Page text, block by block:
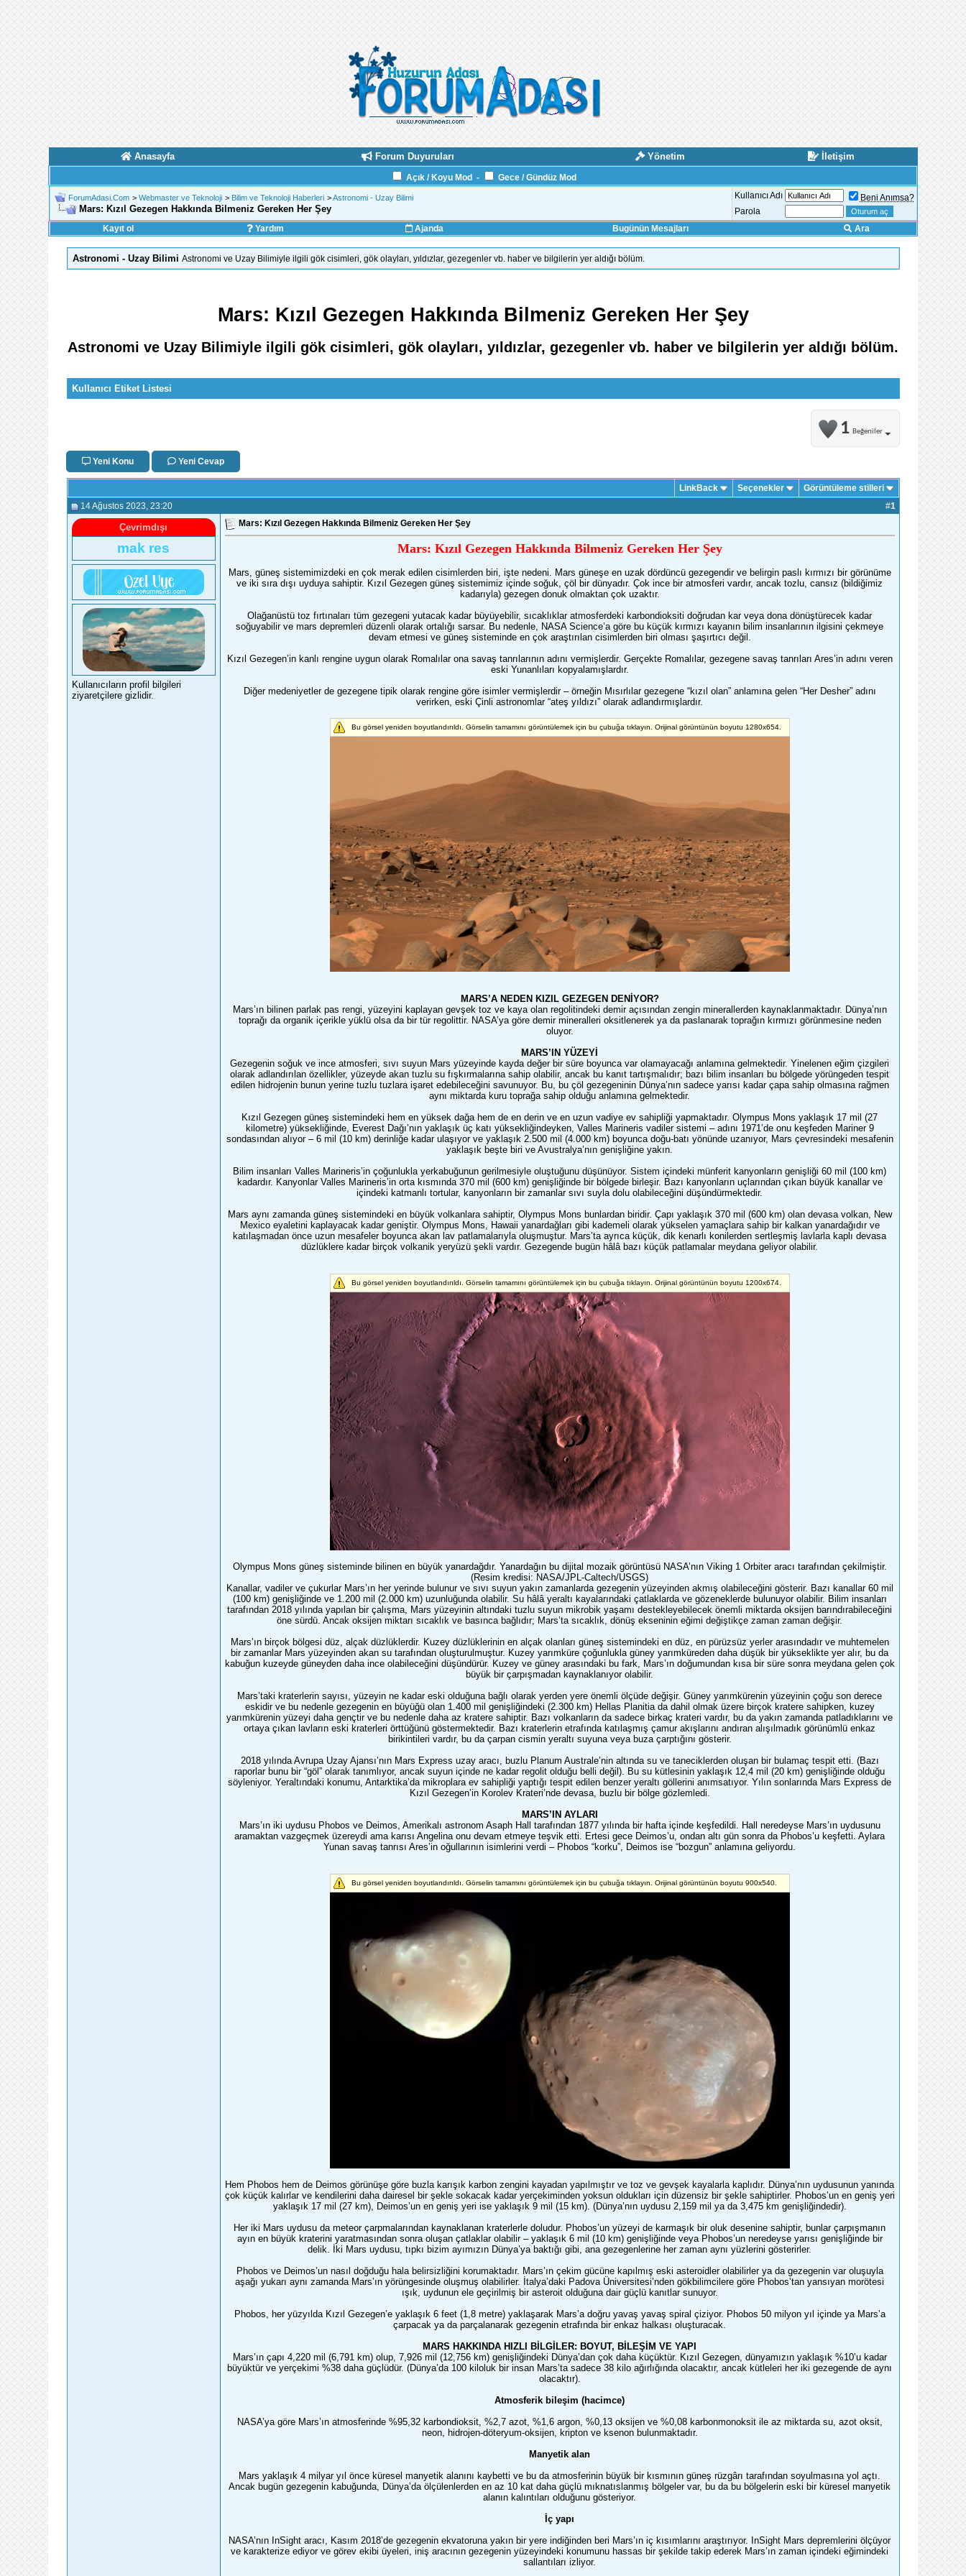
Anasayfa Forum Duyuruları Yönetim İletişim
Açık / Koyu Mod - Gece / Gündüz Mod
ForumAdasi.Com > Webmaster ve Teknoloji > Bilim ve Teknoloji Haberleri >Astronomi - Uzay Bilimi
Mars: Kızıl Gezegen Hakkında Bilmeniz Gereken Her Şey
Kullanıcı Adı
Beni Anımsa?
Parola
Kayıt ol
Yardım Ajanda Bugünün Mesajları Ara
Astronomi - Uzay Bilimi Astronomi ve Uzay Bilimiyle ilgili gök cisimleri, gök olayları, yıldızlar, gezegenler vb. haber ve bilgilerin yer aldığı bölüm.
Mars: Kızıl Gezegen Hakkında Bilmeniz Gereken Her Şey
Astronomi ve Uzay Bilimiyle ilgili gök cisimleri, gök olayları, yıldızlar, gezegenler vb. haber ve bilgilerin yer aldığı bölüm.
Kullanıcı Etiket Listesi
1 Beğeniler
Yeni Konu Yeni Cevap
LinkBack Seçenekler Görüntüleme stilleri
14 Ağustos 2023 , 23:20 #1
Çevrimdışı
mak res
Kullanıcıların profil bilgileri
ziyaretçilere gizlidir.
Mars: Kızıl Gezegen Hakkında Bilmeniz Gereken Her Şey
Mars: Kızıl Gezegen Hakkında Bilmeniz Gereken Her Şey
Mars, güneş sistemimizdeki en çok merak edilen cisimlerden biri, işte nedeni. Mars güneşe en uzak dördüncü gezegendir ve belirgin paslı kırmızı bir görünüme
ve iki sıra dışı uyduya sahiptir. Kızıl Gezegen güneş sistemimiz içinde soğuk, çöl bir dünyadır. Çok ince bir atmosferi vardır, ancak tozlu, cansız (bildiğimiz
kadarıyla) gezegen donuk olmaktan çok uzaktır.
Olağanüstü toz fırtınaları tüm gezegeni yutacak kadar büyüyebilir, sıcaklıklar atmosferdeki karbondioksiti doğrudan kar veya dona dönüştürecek kadar
soğuyabilir ve mars depremleri düzenli olarak ortalığı sarsar. Bu nedenle, NASA Science’a göre bu küçük kırmızı kayanın bilim insanlarının ilgisini çekmeye
devam etmesi ve güneş sisteminde en çok araştırılan cisimlerden biri olması şaşırtıcı değil.
Kızıl Gezegen’in kanlı rengine uygun olarak Romalılar ona savaş tanrılarının adını vermişlerdir. Gerçekte Romalılar, gezegene savaş tanrıları Ares’in adını veren
eski Yunanlıları kopyalamışlardır.
Diğer medeniyetler de gezegene tipik olarak rengine göre isimler vermişlerdir – örneğin Mısırlılar gezegene “kızıl olan” anlamına gelen “Her Desher” adını
verirken, eski Çinli astronomlar “ateş yıldızı” olarak adlandırmışlardır.
Bu görsel yeniden boyutlandırıldı. Görselin tamamını görüntülemek için bu çubuğa tıklayın. Orijinal görüntünün boyutu 1280x654.
MARS’A NEDEN KIZIL GEZEGEN DENİYOR?
Mars’ın bilinen parlak pas rengi, yüzeyini kaplayan gevşek toz ve kaya olan regolitindeki demir açısından zengin minerallerden kaynaklanmaktadır. Dünya’nın
toprağı da organik içerikle yüklü olsa da bir tür regolittir. NASA’ya göre demir mineralleri oksitlenerek ya da paslanarak toprağın kırmızı görünmesine neden
oluyor.
MARS’IN YÜZEYİ
Gezegenin soğuk ve ince atmosferi, sıvı suyun Mars yüzeyinde kayda değer bir süre boyunca var olamayacağı anlamına gelmektedir. Yinelenen eğim çizgileri
olarak adlandırılan özellikler, yüzeyde akan tuzlu su fışkırmalarına sahip olabilir, ancak bu kanıt tartışmalıdır; bazı bilim insanları bu bölgede yörüngeden tespit
edilen hidrojenin bunun yerine tuzlu tuzlara işaret edebileceğini savunuyor. Bu, bu çöl gezegeninin Dünya’nın sadece yarısı kadar çapa sahip olmasına rağmen
aynı miktarda kuru toprağa sahip olduğu anlamına gelmektedir.
Kızıl Gezegen güneş sistemindeki hem en yüksek dağa hem de en derin ve en uzun vadiye ev sahipliği yapmaktadır. Olympus Mons yaklaşık 17 mil (27
kilometre) yüksekliğinde, Everest Dağı’nın yaklaşık üç katı yüksekliğindeyken, Valles Marineris vadiler sistemi – adını 1971’de onu keşfeden Mariner 9
sondasından alıyor – 6 mil (10 km) derinliğe kadar ulaşıyor ve yaklaşık 2.500 mil (4.000 km) boyunca doğu-batı yönünde uzanıyor, Mars çevresindeki mesafenin
yaklaşık beşte biri ve Avustralya’nın genişliğine yakın.
Bilim insanları Valles Marineris’in çoğunlukla yerkabuğunun gerilmesiyle oluştuğunu düşünüyor. Sistem içindeki münferit kanyonların genişliği 60 mil (100 km)
kadardır. Kanyonlar Valles Marineris’in orta kısmında 370 mil (600 km) genişliğinde bir bölgede birleşir. Bazı kanyonların uçlarından çıkan büyük kanallar ve
içindeki katmanlı tortular, kanyonların bir zamanlar sıvı suyla dolu olabileceğini düşündürmektedir.
Mars aynı zamanda güneş sistemindeki en büyük volkanlara sahiptir, Olympus Mons bunlardan biridir. Çapı yaklaşık 370 mil (600 km) olan devasa volkan, New
Mexico eyaletini kaplayacak kadar geniştir. Olympus Mons, Hawaii yanardağları gibi kademeli olarak yükselen yamaçlara sahip bir kalkan yanardağıdır ve
katılaşmadan önce uzun mesafeler boyunca akan lav patlamalarıyla oluşmuştur. Mars’ta ayrıca küçük, dik kenarlı konilerden sertleşmiş lavlarla kaplı devasa
düzlüklere kadar birçok volkanik yeryüzü şekli vardır. Gezegende bugün hâlâ bazı küçük patlamalar meydana geliyor olabilir.
Bu görsel yeniden boyutlandırıldı. Görselin tamamını görüntülemek için bu çubuğa tıklayın. Orijinal görüntünün boyutu 1200x674.
Olympus Mons güneş sisteminde bilinen en büyük yanardağdır. Yanardağın bu dijital mozaik görüntüsü NASA’nın Viking 1 Orbiter aracı tarafından çekilmiştir.
(Resim kredisi: NASA/JPL-Caltech/USGS)
Kanallar, vadiler ve çukurlar Mars’ın her yerinde bulunur ve sıvı suyun yakın zamanlarda gezegenin yüzeyinden akmış olabileceğini gösterir. Bazı kanallar 60 mil
(100 km) genişliğinde ve 1.200 mil (2.000 km) uzunluğunda olabilir. Su hâlâ yeraltı kayalarındaki çatlaklarda ve gözeneklerde bulunuyor olabilir. Bilim insanları
tarafından 2018 yılında yapılan bir çalışma, Mars yüzeyinin altındaki tuzlu suyun mikrobik yaşamı destekleyebilecek önemli miktarda oksijen barındırabileceğini
öne sürdü. Ancak oksijen miktarı sıcaklık ve basınca bağlıdır; Mars’ta sıcaklık, dönüş ekseninin eğimi değiştikçe zaman zaman değişir.
Mars’ın birçok bölgesi düz, alçak düzlüklerdir. Kuzey düzlüklerinin en alçak olanları güneş sistemindeki en düz, en pürüzsüz yerler arasındadır ve muhtemelen
bir zamanlar Mars yüzeyinden akan su tarafından oluşturulmuştur. Kuzey yarımküre çoğunlukla güney yarımküreden daha düşük bir yükseklikte yer alır, bu da
kabuğun kuzeyde güneyden daha ince olabileceğini düşündürür. Kuzey ve güney arasındaki bu fark, Mars’ın doğumundan kısa bir süre sonra meydana gelen çok
büyük bir çarpışmadan kaynaklanıyor olabilir.
Mars’taki kraterlerin sayısı, yüzeyin ne kadar eski olduğuna bağlı olarak yerden yere önemli ölçüde değişir. Güney yarımkürenin yüzeyinin çoğu son derece
eskidir ve bu nedenle gezegenin en büyüğü olan 1.400 mil genişliğindeki (2.300 km) Hellas Planitia da dahil olmak üzere birçok kratere sahipken, kuzey
yarımkürenin yüzeyi daha gençtir ve bu nedenle daha az kratere sahiptir. Bazı volkanların da sadece birkaç krateri vardır, bu da yakın zamanda patladıklarını ve
ortaya çıkan lavların eski kraterleri örttüğünü göstermektedir. Bazı kraterlerin etrafında katılaşmış çamur akışlarını andıran alışılmadık görünümlü enkaz
birikintileri vardır, bu da çarpan cismin yeraltı suyuna veya buza çarptığını gösterir.
2018 yılında Avrupa Uzay Ajansı’nın Mars Express uzay aracı, buzlu Planum Australe’nin altında su ve taneciklerden oluşan bir bulamaç tespit etti. (Bazı
raporlar bunu bir “göl” olarak tanımlıyor, ancak suyun içinde ne kadar regolit olduğu belli değil). Bu su kütlesinin yaklaşık 12,4 mil (20 km) genişliğinde olduğu
söyleniyor. Yeraltındaki konumu, Antarktika’da mikroplara ev sahipliği yaptığı tespit edilen benzer yeraltı göllerini anımsatıyor. Yılın sonlarında Mars Express de
Kızıl Gezegen’in Korolev Krateri’nde devasa, buzlu bir bölge gözlemledi.
MARS’IN AYLARI
Mars’ın iki uydusu Phobos ve Deimos, Amerikalı astronom Asaph Hall tarafından 1877 yılında bir hafta içinde keşfedildi. Hall neredeyse Mars’ın uydusunu
aramaktan vazgeçmek üzereydi ama karısı Angelina onu devam etmeye teşvik etti. Ertesi gece Deimos’u, ondan altı gün sonra da Phobos’u keşfetti. Aylara
Yunan savaş tanrısı Ares’in oğullarının isimlerini verdi – Phobos “korku”, Deimos ise “bozgun” anlamına geliyordu.
Bu görsel yeniden boyutlandırıldı. Görselin tamamını görüntülemek için bu çubuğa tıklayın. Orijinal görüntünün boyutu 900x540.
Hem Phobos hem de Deimos görünüşe göre buzla karışık karbon zengini kayadan yapılmıştır ve toz ve gevşek kayalarla kaplıdır. Dünya’nın uydusunun yanında
çok küçük kalırlar ve kendilerini daha dairesel bir şekle sokacak kadar yerçekiminden yoksun oldukları için düzensiz bir şekle sahiptirler. Phobos’un en geniş yeri
yaklaşık 17 mil (27 km), Deimos’un en geniş yeri ise yaklaşık 9 mil (15 km). (Dünya’nın uydusu 2,159 mil ya da 3,475 km genişliğindedir).
Her iki Mars uydusu da meteor çarpmalarından kaynaklanan kraterlerle doludur. Phobos’un yüzeyi de karmaşık bir oluk desenine sahiptir, bunlar çarpışmanın
ayın en büyük kraterini yaratmasından sonra oluşan çatlaklar olabilir – yaklaşık 6 mil (10 km) genişliğinde veya Phobos’un neredeyse yarısı genişliğinde bir
delik. İki Mars uydusu, tıpkı bizim ayımızın Dünya’ya baktığı gibi, ana gezegenlerine her zaman aynı yüzlerini gösterirler.
Phobos ve Deimos’un nasıl doğduğu hala belirsizliğini korumaktadır. Mars’ın çekim gücüne kapılmış eski asteroidler olabilirler ya da gezegenin var oluşuyla
aşağı yukarı aynı zamanda Mars’ın yörüngesinde oluşmuş olabilirler. İtalya’daki Padova Üniversitesi’nden gökbilimcilere göre Phobos’tan yansıyan morötesi
ışık, uydunun ele geçirilmiş bir asteroit olduğuna dair güçlü kanıtlar sunuyor.
Phobos, her yüzyılda Kızıl Gezegen’e yaklaşık 6 feet (1,8 metre) yaklaşarak Mars’a doğru yavaş yavaş spiral çiziyor. Phobos 50 milyon yıl içinde ya Mars’a
çarpacak ya da parçalanarak gezegenin etrafında bir enkaz halkası oluşturacak.
MARS HAKKINDA HIZLI BİLGİLER: BOYUT, BİLEŞİM VE YAPI
Mars’ın çapı 4,220 mil (6,791 km) olup, 7,926 mil (12,756 km) genişliğindeki Dünya’dan çok daha küçüktür. Kızıl Gezegen, dünyamızın yaklaşık %10’u kadar
büyüktür ve yerçekimi %38 daha güçlüdür. (Dünya’da 100 kiloluk bir insan Mars’ta sadece 38 kilo ağırlığında olacaktır, ancak kütleleri her iki gezegende de aynı
olacaktır).
Atmosferik bileşim (hacimce)
NASA’ya göre Mars’ın atmosferinde %95,32 karbondioksit, %2,7 azot, %1,6 argon, %0,13 oksijen ve %0,08 karbonmonoksit ile az miktarda su, azot oksit,
neon, hidrojen-döteryum-oksijen, kripton ve ksenon bulunmaktadır.
Manyetik alan
Mars yaklaşık 4 milyar yıl önce küresel manyetik alanını kaybetti ve bu da atmosferinin büyük bir kısmının güneş rüzgârı tarafından soyulmasına yol açtı.
Ancak bugün gezegenin kabuğunda, Dünya’da ölçülenlerden en az 10 kat daha güçlü mıknatıslanmış bölgeler var, bu da bu bölgelerin eski bir küresel manyetik
alanın kalıntıları olduğunu gösteriyor.
İç yapı
NASA’nın InSight aracı, Kasım 2018’de gezegenin ekvatoruna yakın bir yere indiğinden beri Mars’ın iç kısımlarını araştırıyor. InSight Mars depremlerini ölçüyor
ve karakterize ediyor ve görev ekibi üyeleri, iniş aracının gezegenin yüzeyindeki konumunu hassas bir şekilde takip ederek Mars’ın zaman içindeki eğimindeki
sallantıları izliyor.